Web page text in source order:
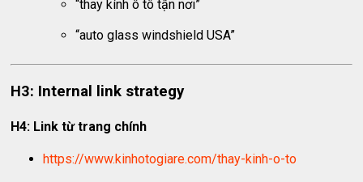
“thay kính ô tô tận nơi”
“auto glass windshield USA”
H3: Internal link strategy
H4: Link từ trang chính
https://www.kinhotogiare.com/thay-kinh-o-to